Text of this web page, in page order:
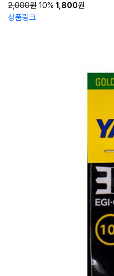
2,000원 10% 1,800원
상품링크